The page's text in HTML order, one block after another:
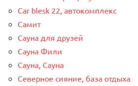
Сar blesk 22, автокомплекс
Самит
Сауна для друзей
Сауна Фили
Сауна, Сауна
Северное сияние, база отдыха